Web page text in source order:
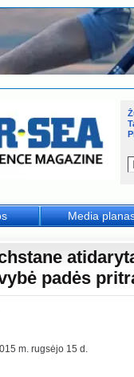
padės
m. rugsėjo 15 d.
Media